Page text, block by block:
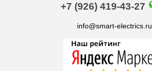
+7 (926) 419-43-27
info@smart-electrics.ru